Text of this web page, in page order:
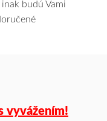
budú Vami
vyvážením!